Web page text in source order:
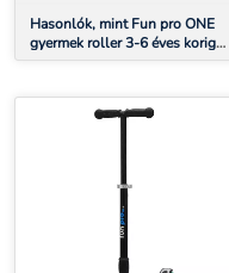
Hasonlók, mint Fun pro ONE
gyermek roller 3-6 éves korig
LED kerekek összecsukható 50